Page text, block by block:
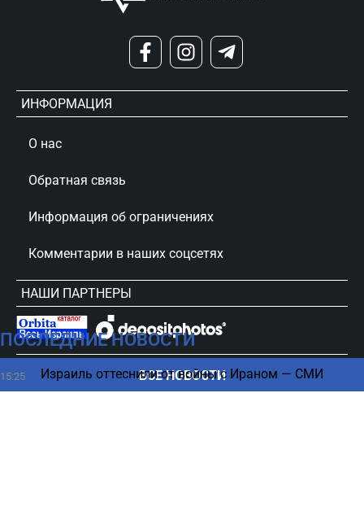
ПОСЛЕДНИЕ НОВОСТИ
15:25 Израиль оттеснили от войны с Ираном — СМИ
ВСЕ НОВОСТИ
ИНФОРМАЦИЯ
О нас
Обратная связь
Информация об ограничениях
Комментарии в наших соцсетях
НАШИ ПАРТНЕРЫ
сursorinfo.co.il © Все права защищены